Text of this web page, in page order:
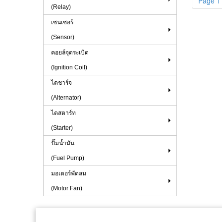
(Relay)
เซนเซอร์
(Sensor)
คอยล์จุดระเบิด
(Ignition Coil)
ไดชาร์จ
(Alternator)
ไดสตาร์ท
(Starter)
ปั๊มน้ำมัน
(Fuel Pump)
มอเตอร์พัดลม
(Motor Fan)